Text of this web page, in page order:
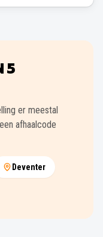
5
er meestal
afhaalcode
Deventer